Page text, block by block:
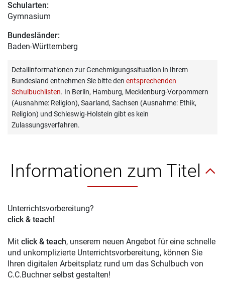
Schularten:
Gymnasium
Bundesländer:
Baden-Württemberg
Detailinformationen zur Genehmigungssituation in Ihrem
Bundesland entnehmen Sie bitte den entsprechenden
Schulbuchlisten. In Berlin, Hamburg, Mecklenburg-Vorpommern
(Ausnahme: Religion), Saarland, Sachsen (Ausnahme: Ethik,
Religion) und Schleswig-Holstein gibt es kein
Zulassungsverfahren.
Informationen zum Titel
Unterrichtsvorbereitung?
click & teach!
Mit click & teach, unserem neuen Angebot für eine schnelle
und unkomplizierte Unterrichtsvorbereitung, können Sie
Ihren digitalen Arbeitsplatz rund um das Schulbuch von
C.C.Buchner selbst gestalten!